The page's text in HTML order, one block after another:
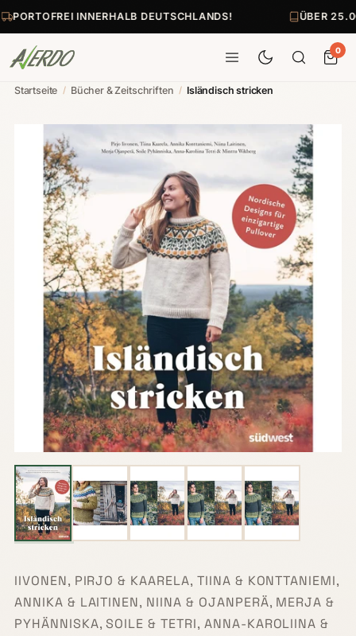
PORTOFREI INNERHALB DEUTSCHLANDS! ÜBER
0
Startseite / Bücher & Zeitschriften / Isländisch stricken
IIVONEN, PIRJO & KAARELA, TIINA & KONTTANIEMI,
ANNIKA & LAITINEN, NIINA & OJANPERÄ, MERJA &
PYHÄNNISKA, SOILE & TETRI, ANNA-KAROLIINA &